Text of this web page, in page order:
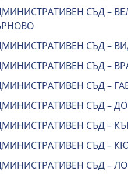
СЪД –
СЪД –
СЪД –
СЪД –
СЪД –
СЪД –
СЪД –
СЪД –